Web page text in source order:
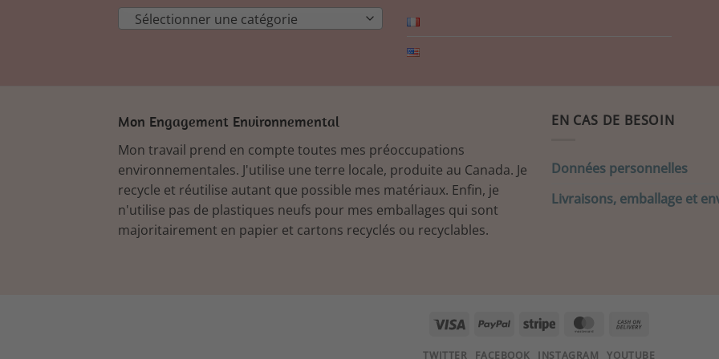
Sélectionner une catégorie
Mon Engagement Environnemental
Mon travail prend en compte toutes mes préoccupations
environnementales. J'utilise une terre locale, produite au Canada. Je
recycle et réutilise autant que possible mes matériaux. Enfin, je
n'utilise pas de plastiques neufs pour mes emballages qui sont
majoritairement en papier et cartons recyclés ou recyclables.
EN CAS DE BESOIN
Données personnelles
Livraisons, emballage et
Visa PayPal Stripe MasterCard
TWITTER FACEBOOK INSTAGRAM YOUTUBE